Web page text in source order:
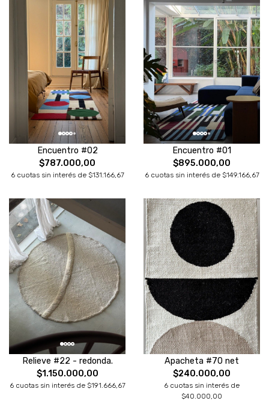
Encuentro #02
$787.000,00
6 cuotas sin interés de $131.166,67
Encuentro #01
$895.000,00
6 cuotas sin interés de $149.166,67
Relieve #22 - redonda.
$1.150.000,00
6 cuotas sin interés de $191.666,67
Apacheta #70 net
$240.000,00
6 cuotas sin interés de
$40.000,00